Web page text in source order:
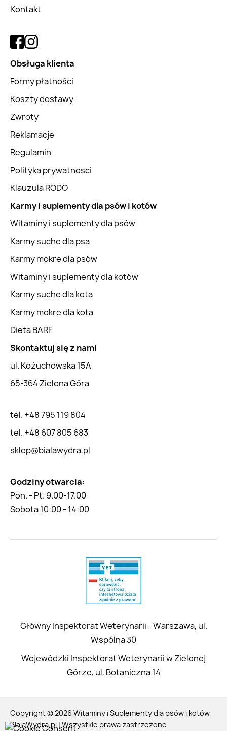
Kontakt
Obsługa klienta
Formy płatności
Koszty dostawy
Zwroty
Reklamacje
Regulamin
Polityka prywatnosci
Klauzula RODO
Karmy i suplementy dla psów i kotów
Witaminy i suplementy dla psów
Karmy suche dla psa
Karmy mokre dla psów
Witaminy i suplementy dla kotów
Karmy suche dla kota
Karmy mokre dla kota
Dieta BARF
Skontaktuj się z nami
ul. Kożuchowska 15A
65-364 Zielona Góra
tel. +48 795 119 804
tel. +48 607 805 683
sklep@bialawydra.pl
Godziny otwarcia:
Pon. - Pt. 9.00-17.00
Sobota 10:00 - 14:00
Główny Inspektorat Weterynarii - Warszawa, ul.
Wspólna 30
Wojewódzki Inspektorat Weterynarii w Zielonej
Górze, ul. Botaniczna 14
Copyright © 2026 Witaminy i Suplementy dla psów i kotów
BialaWydra.pl | Wszystkie prawa zastrzeżone